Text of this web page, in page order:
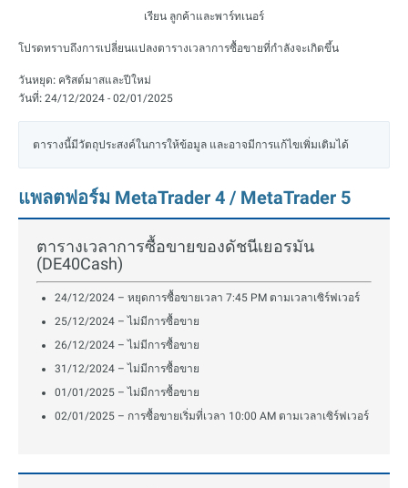
เรียน ลูกค้าและพาร์ทเนอร์
โปรดทราบถึงการเปลี่ยนแปลงตารางเวลาการซื้อขายที่กำลังจะเกิดขึ้น
วันหยุด: คริสต์มาสและปีใหม่
วันที่: 24/12/2024 - 02/01/2025
ตารางนี้มีวัตถุประสงค์ในการให้ข้อมูล และอาจมีการแก้ไขเพิ่มเติมได้
แพลตฟอร์ม MetaTrader 4 / MetaTrader 5
ตารางเวลาการซื้อขายของดัชนีเยอรมัน
(DE40Cash)
24/12/2024 – หยุดการซื้อขายเวลา 7:45 PM ตามเวลาเซิร์ฟเวอร์
25/12/2024 – ไม่มีการซื้อขาย
26/12/2024 – ไม่มีการซื้อขาย
31/12/2024 – ไม่มีการซื้อขาย
01/01/2025 – ไม่มีการซื้อขาย
02/01/2025 – การซื้อขายเริ่มที่เวลา 10:00 AM ตามเวลาเซิร์ฟเวอร์